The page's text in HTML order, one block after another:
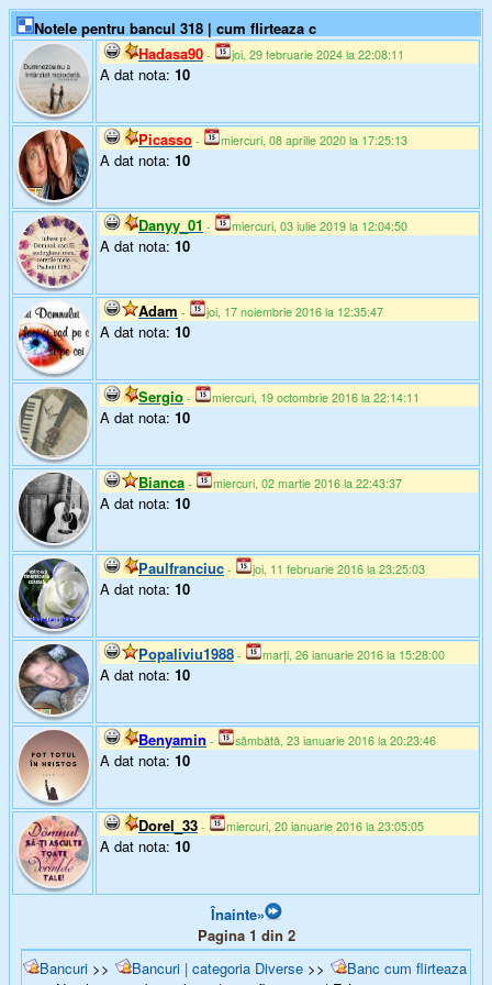
Notele pentru bancul 318 | cum flirteaza c
Hadasa90 - joi, 29 februarie 2024 la 22:08:11
A dat nota: 10
Picasso - miercuri, 08 aprilie 2020 la 17:25:13
A dat nota: 10
Danyy_01 - miercuri, 03 iulie 2019 la 12:04:50
A dat nota: 10
Adam - joi, 17 noiembrie 2016 la 12:35:47
A dat nota: 10
Sergio - miercuri, 19 octombrie 2016 la 22:14:11
A dat nota: 10
Bianca - miercuri, 02 martie 2016 la 22:43:37
A dat nota: 10
Paulfranciuc - joi, 11 februarie 2016 la 23:25:03
A dat nota: 10
Popaliviu1988 - marți, 26 ianuarie 2016 la 15:28:00
A dat nota: 10
Benyamin - sâmbătă, 23 ianuarie 2016 la 20:23:46
A dat nota: 10
Dorel_33 - miercuri, 20 ianuarie 2016 la 23:05:05
A dat nota: 10
Înainte»
Pagina 1 din 2
Bancuri >> Bancuri | categoria Diverse >>
Banc cum flirteaza